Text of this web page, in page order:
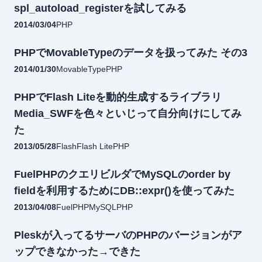
spl_autoload_registerを試してみる
2014/03/04PHP
PHPでMovableTypeのデータを扱ってみた その3
2014/01/30MovableTypePHP
PHPでFlash Liteを動的生成するライブラリ
Media_SWFを色々といじって自分向けにしてみ
た
2013/05/28FlashFlash LitePHP
FuelPHPのクエリビルダでMySQLのorder by
fieldを利用するためにDB::expr()を使ってみた
2013/04/08FuelPHPMySQL PHP
Pleskが入ってるサーバのPHPのバージョンがア
ップできなかった→できた